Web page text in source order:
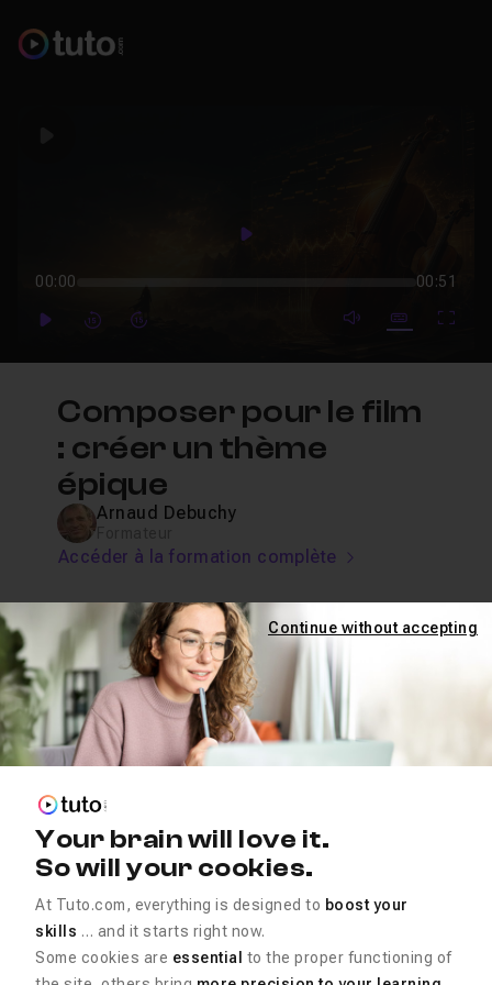
Play
00:00 00:51
PlayForwardForward mute video
Subtitles
Composer pour le film
: créer un thème
épique
Arnaud Debuchy
Accéder à la formation complète